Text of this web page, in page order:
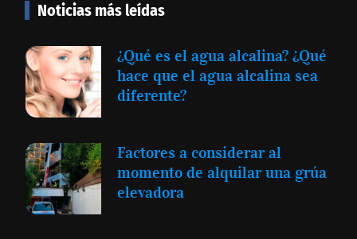
Noticias más leídas
¿Qué es el agua alcalina? ¿Qué
hace que el agua alcalina sea
diferente?
Factores a considerar al
momento de alquilar una grúa
elevadora